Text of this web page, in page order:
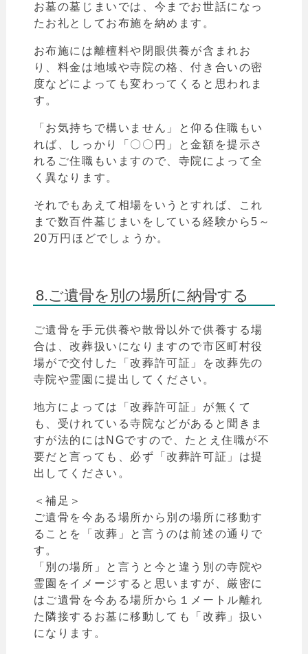
お墓の墓じまいでは、今までお世話になっ
たお礼としてお布施を納めます。
お布施には離檀料や閉眼供養が含まれお
り、料金は地域や寺院の格、付き合いの密
度などによっても変わってくると思われま
す。
「お気持ちで構いません」と仰る住職もい
れば、しっかり
「 〇〇円」と金額を提示さ
れるご住職もいますので、寺院によって全
く異なります。
それでもあえて相場をいうとすれば、これ
まで数百件墓じまいをしている経験から5～
20万円ほどでしょうか。
8.ご遺骨を別の場所に納骨する
ご遺骨を手元供養や散骨以外で供養する場
合は、改葬扱いになりますので市区町村役
場がで交付した「改葬許可証」を改葬先の
寺院や霊園に提出してください。
地方によっては 「改葬許可証」が無くて
も、受けれている寺院などがあると聞きま
すが法的にはNGですので、たとえ住職が不
要だと言っても、必ず 「改葬許可証」は提
出してください。
＜補足＞
ご遺骨を今ある場所から別の場所に移動す
ることを
「 改葬」と言うのは前述の通りで
す。
「 別の場所 」と言うと今と違う別の寺院や
霊園をイメージすると思いますが、厳密に
はご遺骨を今ある場所から１メートル離れ
た隣接するお墓に移動しても「改葬」扱い
になります。